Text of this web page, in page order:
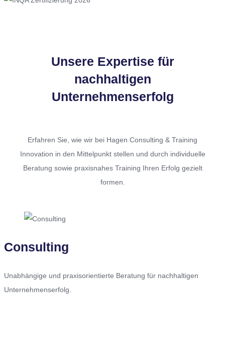
Unsere Expertise für
nachhaltigen
Unternehmenserfolg
Erfahren Sie, wie wir bei Hagen Consulting & Training
Innovation in den Mittelpunkt stellen und durch individuelle
Beratung sowie praxisnahes Training Ihren Erfolg gezielt
formen.
Consulting
Unabhängige und praxisorientierte Beratung für nachhaltigen
Unternehmenserfolg.